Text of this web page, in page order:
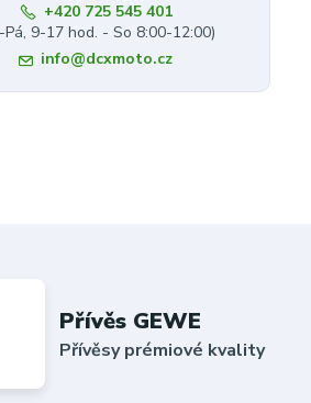
+420 725 545 401
Pá, 9-17 hod. - So 8:00-12:00)
info@dcxmoto.cz
Přívěs GEWE
Přívěsy prémiové kvality